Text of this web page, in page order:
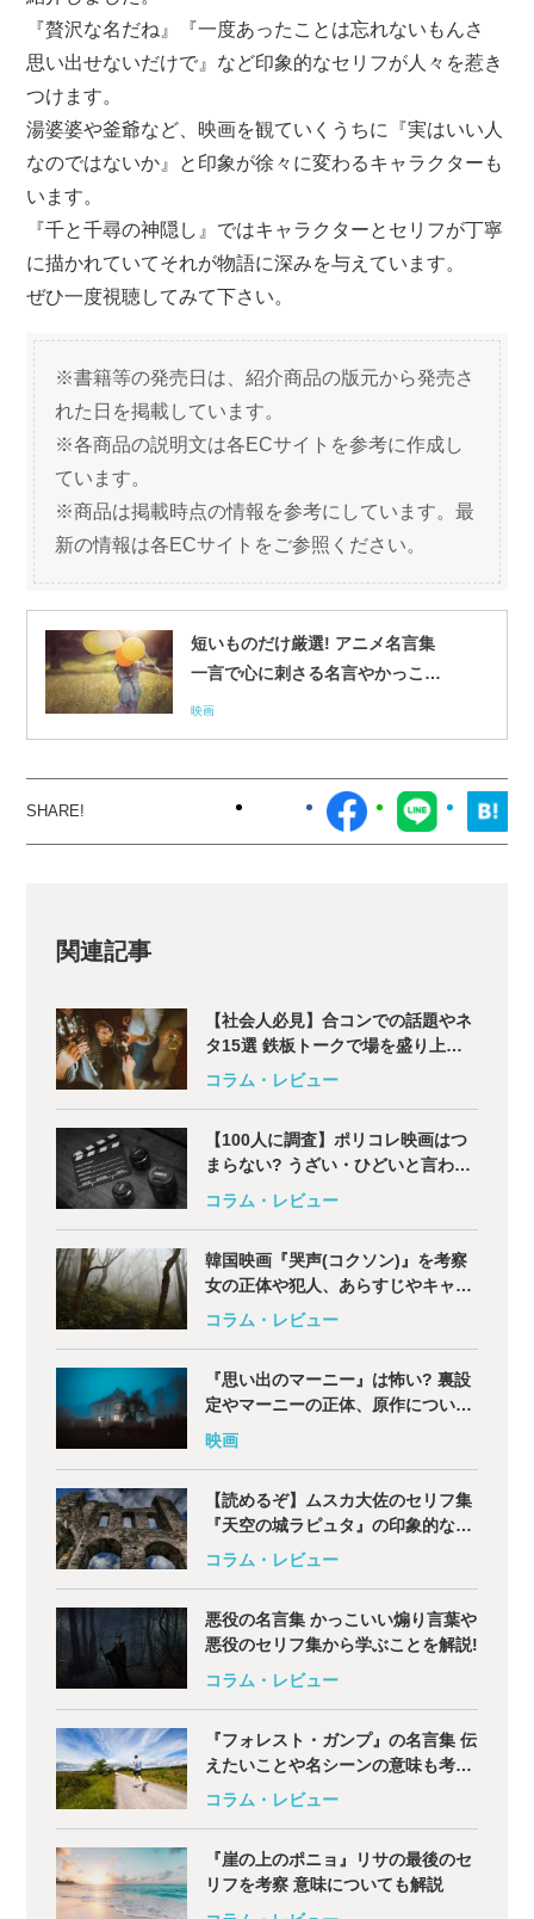
『贅沢な名だね』『一度あったことは忘れないもんさ
思い出せないだけで』など印象的なセリフが人々を惹き
つけます。
湯婆婆や釜爺など、映画を観ていくうちに『実はいい人
なのではないか』と印象が徐々に変わるキャラクターも
います。
『千と千尋の神隠し』ではキャラクターとセリフが丁寧
に描かれていてそれが物語に深みを与えています。
ぜひ一度視聴してみて下さい。
※書籍等の発売日は、紹介商品の版元から発売さ
れた日を掲載しています。
※各商品の説明文は各ECサイトを参考に作成し
ています。
※商品は掲載時点の情報を参考にしています。最
新の情報は各ECサイトをご参照ください。
短いものだけ厳選! アニメ名言集
一言で心に刺さる名言やかっこい
い名言セリフを紹介
映画
関連記事
【社会人必見】合コンでの話題やネ
タ15選 鉄板トークで場を盛り上げ
よう!
コラム・レビュー
【100人に調査】ポリコレ映画はつ
まらない? うざい・ひどいと言われ
る理由とは
コラム・レビュー
韓国映画『哭声(コクソン)』を考察
女の正体や犯人、あらすじやキャス
トについても解説
コラム・レビュー
『思い出のマーニー』は怖い? 裏設
定やマーニーの正体、原作について
も解説
映画
【読めるぞ】ムスカ大佐のセリフ集
『天空の城ラピュタ』の印象的な名
言を紹介
コラム・レビュー
悪役の名言集 かっこいい煽り言葉や
悪役のセリフ集から学ぶことを解説!
コラム・レビュー
『フォレスト・ガンプ』の名言集 伝
えたいことや名シーンの意味も考察
解説
コラム・レビュー
『崖の上のポニョ』リサの最後のセ
リフを考察 意味についても解説